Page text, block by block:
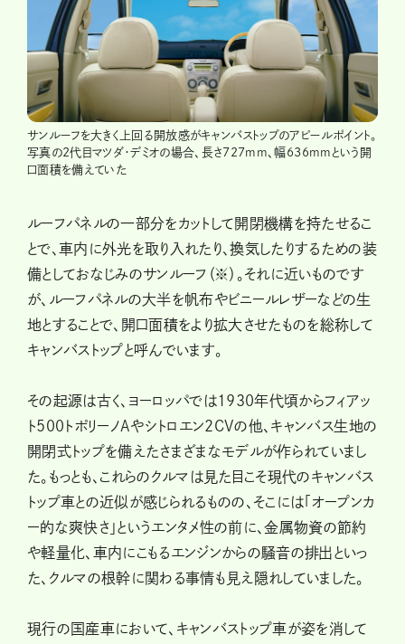
サンルーフを大きく上回る開放感がキャンバストップのアピールポイント。
写真の2代目マツダ・デミオの場合、長さ727mm、幅636mmという開
口面積を備えていた
ルーフパネルの一部分をカットして開閉機構を持たせるこ
とで、車内に外光を取り入れたり、換気したりするための装
備としておなじみのサンルーフ（※）。それに近いものです
が、ルーフパネルの大半を帆布やビニールレザーなどの生
地とすることで、開口面積をより拡大させたものを総称して
キャンバストップと呼んでいます。
その起源は古く、ヨーロッパでは1930年代頃からフィアッ
ト500トポリーノAやシトロエン2CVの他、キャンバス生地の
開閉式トップを備えたさまざまなモデルが作られていまし
た。もっとも、これらのクルマは見た目こそ現代のキャンバス
トップ車との近似が感じられるものの、そこには「オープンカ
ー的な爽快さ」というエンタメ性の前に、金属物資の節約
や軽量化、車内にこもるエンジンからの騒音の排出といっ
た、クルマの根幹に関わる事情も見え隠れしていました。
現行の国産車において、キャンバストップ車が姿を消して